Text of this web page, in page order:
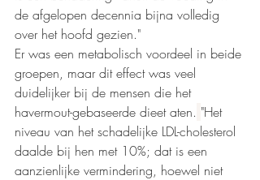
de afgelopen decennia bijna volledig
over het hoofd gezien."
Er was een metabolisch voordeel in beide
groepen, maar dit effect was veel
duidelijker bij de mensen die het
havermout-gebaseerde dieet aten. "Het
niveau van het schadelijke LDL-cholesterol
daalde bij hen met 10%; dat is een
aanzienlijke vermindering, hoewel niet